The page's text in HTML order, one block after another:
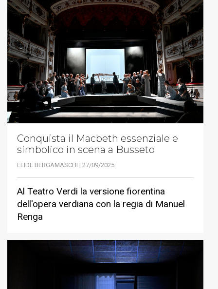
Conquista il Macbeth essenziale e
simbolico in scena a Busseto
ELIDE BERGAMASCHI | 27/09/2025
Al Teatro Verdi la versione fiorentina
dell'opera verdiana con la regia di Manuel
Renga